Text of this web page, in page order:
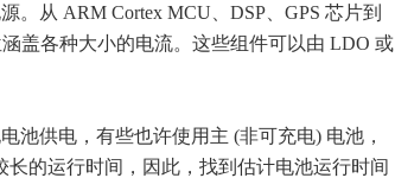
。从 ARM Cortex MCU、DSP、GPS 芯片到
盖各种大小的电流。这些组件可以由 LDO 或
池供电，有些也许使用主 (非可充电) 电池，
的运行时间，因此，找到估计电池运行时间